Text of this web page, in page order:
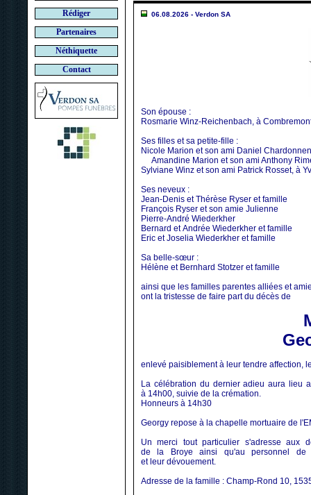
Rédiger
Partenaires
Néthiquette
Contact
06.08.2026 - Verdon SA
Son épouse :
Rosmarie Winz-Reichenbach, à
Ses filles et sa petite-fille :
Nicole Marion et son ami Daniel
Amandine Marion et son ami Anthony
Sylviane Winz et son ami Patrick Rosset, à
Ses neveux :
Jean-Denis et Thérèse Ryser et famille
François Ryser et son amie Julienne
Pierre-André Wiederkher
Bernard et Andrée Wiederkher et famille
Eric et Joselia Wiederkher et famille
Sa belle-sœur :
Hélène et Bernhard Stotzer et famille
ainsi que les familles parentes alliées et
ont la tristesse de faire part du décès de
enlevé paisiblement à leur tendre affection,
La célébration du dernier adieu aura lieu
à 14h00, suivie de la crémation.
Honneurs à 14h30
Georgy repose à la chapelle mortuaire de
Un merci tout particulier s'adresse aux
de la Broye ainsi qu'au personnel de
et leur dévouement.
Adresse de la famille : Champ-Rond 10,